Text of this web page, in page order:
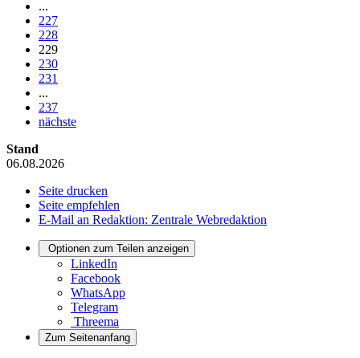
...
227
228
229
230
231
...
237
nächste
Stand
06.08.2026
Seite drucken
Seite empfehlen
E-Mail an Redaktion: Zentrale Webredaktion
Optionen zum Teilen anzeigen
LinkedIn
Facebook
WhatsApp
Telegram
Threema
Zum Seitenanfang